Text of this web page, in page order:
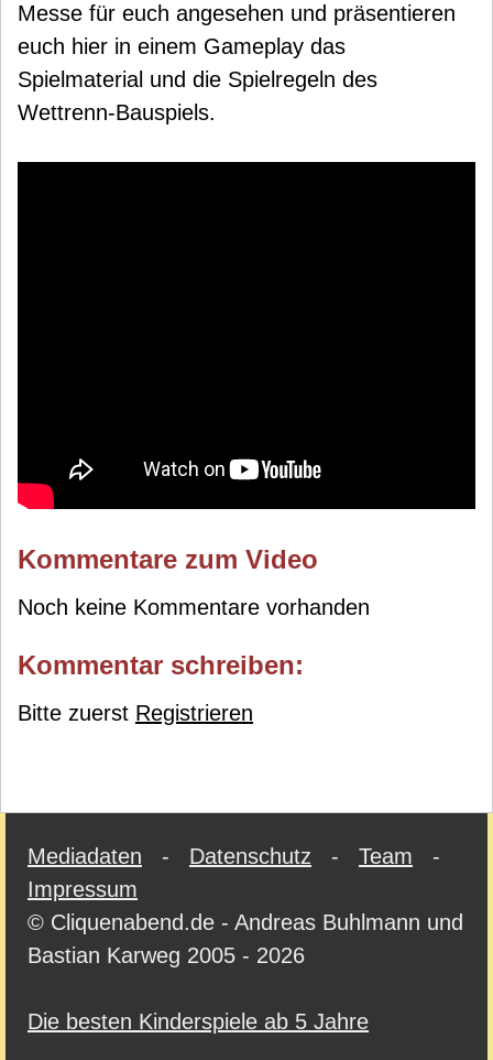
Messe für euch angesehen und präsentieren
euch hier in einem Gameplay das
Spielmaterial und die Spielregeln des
Wettrenn-Bauspiels.
Kommentare zum Video
Noch keine Kommentare vorhanden
Kommentar schreiben:
Bitte zuerst Registrieren
Mediadaten - Datenschutz - Team -
Impressum
© Cliquenabend.de - Andreas Buhlmann und
Bastian Karweg 2005 - 2026
Die besten Kinderspiele ab 5 Jahre